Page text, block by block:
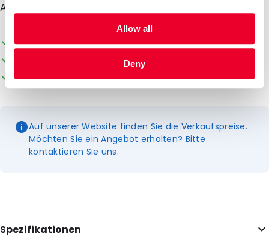
Allow all
Deny
Absorbierende Röhrchenhalterung (460650)
Die Verpackung kann individuell gestaltet werden
Kundenorientierter Service
Auf unserer Website finden Sie die Verkaufspreise.
Möchten Sie ein Angebot erhalten? Bitte
kontaktieren Sie uns.
Spezifikationen